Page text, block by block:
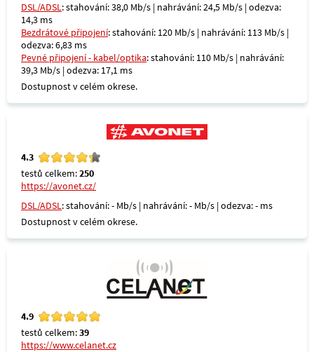
DSL/ADSL: stahování: 38,0 Mb/s | nahrávání: 24,5 Mb/s | odezva:
14,3 ms
Bezdrátové připojení: stahování: 120 Mb/s | nahrávání: 113 Mb/s |
odezva: 6,83 ms
Pevné připojení - kabel/optika: stahování: 110 Mb/s | nahrávání:
39,3 Mb/s | odezva: 17,1 ms
Dostupnost v celém okrese.
4.3
testů celkem:250
https://avonet.cz/
DSL/ADSL: stahování: - Mb/s | nahrávání: - Mb/s | odezva: - ms
Dostupnost v celém okrese.
4.9
testů celkem:39
https://www.celanet.cz